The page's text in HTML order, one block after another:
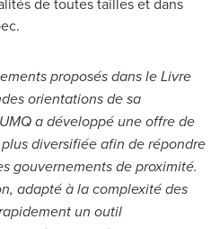
proposés dans le Livre
orientations de sa
a développé une offre de
diversifiée afin de répondre
gouvernements de proximité.
adapté à la complexité des
un outil